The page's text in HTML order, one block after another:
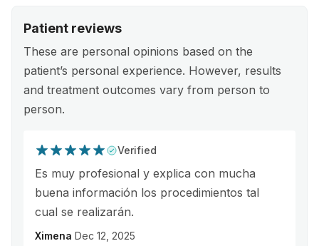
Patient reviews
These are personal opinions based on the
patient’s personal experience. However, results
and treatment outcomes vary from person to
person.
Verified
Es muy profesional y explica con mucha
buena información los procedimientos tal
cual se realizarán.
Ximena Dec 12, 2025